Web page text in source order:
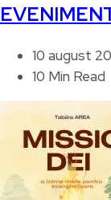
10 august
10 Min Read